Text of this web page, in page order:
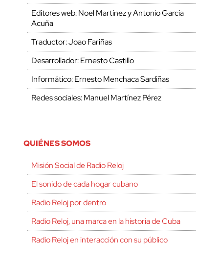
Editores web: Noel Martínez y Antonio García
Acuña
Traductor: Joao Fariñas
Desarrollador: Ernesto Castillo
Informático: Ernesto Menchaca Sardiñas
Redes sociales: Manuel Martínez Pérez
QUIÉNES SOMOS
Misión Social de Radio Reloj
El sonido de cada hogar cubano
Radio Reloj por dentro
Radio Reloj, una marca en la historia de Cuba
Radio Reloj en interacción con su público